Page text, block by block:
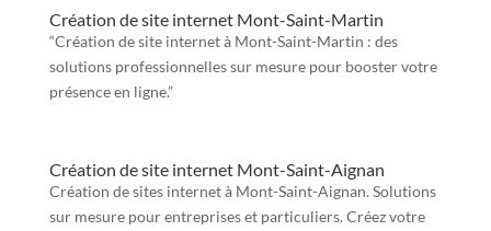
Création de site internet Mont-Saint-Martin
“Création de site internet à Mont-Saint-Martin : des
solutions professionnelles sur mesure pour booster votre
présence en ligne.”
Création de site internet Mont-Saint-Aignan
Création de sites internet à Mont-Saint-Aignan. Solutions
sur mesure pour entreprises et particuliers. Créez votre